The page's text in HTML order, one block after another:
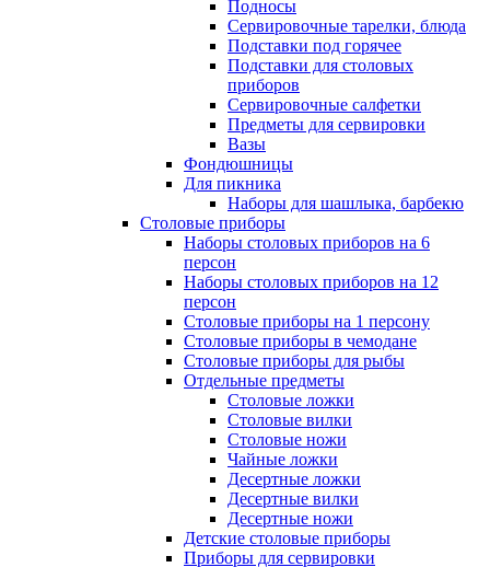
Подносы
Сервировочные тарелки, блюда
Подставки под горячее
Подставки для столовых
приборов
Сервировочные салфетки
Предметы для сервировки
Вазы
Фондюшницы
Для пикника
Наборы для шашлыка, барбекю
Столовые приборы
Наборы столовых приборов на 6
персон
Наборы столовых приборов на 12
персон
Столовые приборы на 1 персону
Столовые приборы в чемодане
Столовые приборы для рыбы
Отдельные предметы
Столовые ложки
Столовые вилки
Столовые ножи
Чайные ложки
Десертные ложки
Десертные вилки
Десертные ножи
Детские столовые приборы
Приборы для сервировки